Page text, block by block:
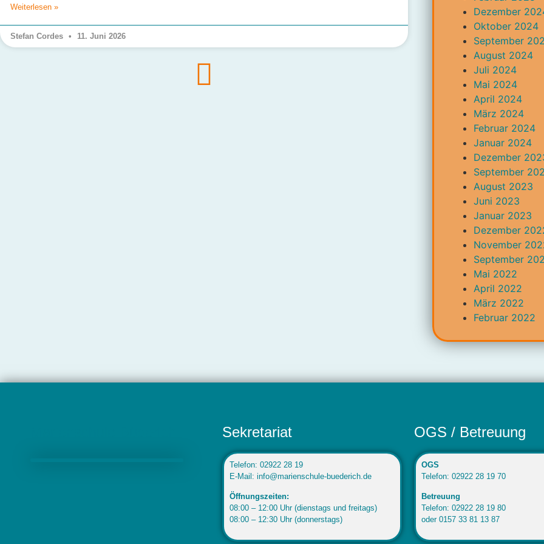
Weiterlesen »
Stefan Cordes 11. Juni 2026
Dezember
Oktober 2024
September
August 2024
Juli 2024
Mai 2024
April 2024
März 2024
Februar 2024
Januar 2024
Dezember
September
August 2023
Juni 2023
Januar 2023
Dezember
November
September
Mai 2022
April 2022
März 2022
Februar 2022
Sekretariat
Telefon: 02922 28 19
E-Mail: info@marienschule-buederich.de
Öffnungszeiten:
08:00 – 12:00 Uhr (dienstags und freitags)
08:00 – 12:30 Uhr (donnerstags)
OGS / Betreuung
OGS
Telefon: 02922 28 19 70
Betreuung
Telefon: 02922 28 19 80
oder 0157 33 81 13 87